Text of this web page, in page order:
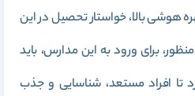
هوشی بالا، خواستار تحصیل در این
برای ورود به این مدارس، باید
تا افراد مستعد، شناسایی و جذب